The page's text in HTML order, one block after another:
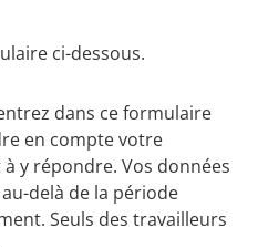
ci-dessous.
dans ce formulaire
en compte votre
y répondre. Vos données
delà de la période
Seuls des travailleurs